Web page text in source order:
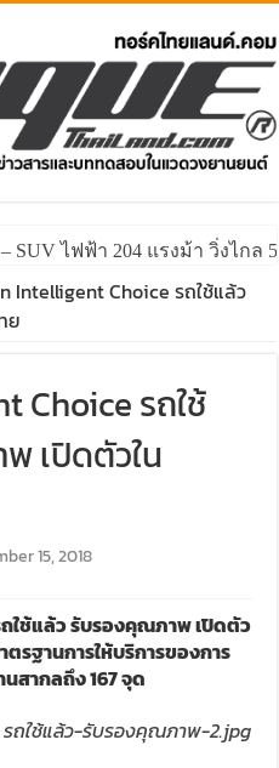
– SUV ไฟฟ้า 204 แรงม้า วิ่งไกล
HAVAL H6 ปรับโฉมหน้าใหม่
Intelligent Choice รถใช้แล้ว
ย
Choice รถใช้
เปิดตัวใน
15, 2018
ใช้แล้ว รับรองคุณภาพ เปิดตัว
รฐานการให้บริการของการ
สากลถึง 167 จุด